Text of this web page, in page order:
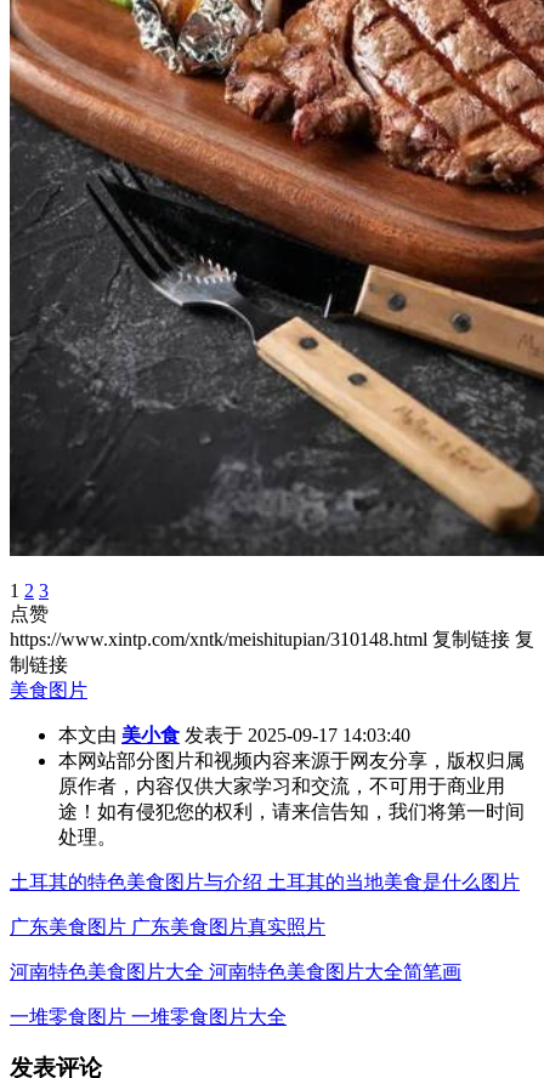
1 2 3
点赞
https://www.xintp.com/xntk/meishitupian/310148.html 复制链接 复
制链接
美食图片
本文由 美小食 发表于 2025-09-17 14:03:40
本网站部分图片和视频内容来源于网友分享，版权归属
原作者，内容仅供大家学习和交流，不可用于商业用
途！如有侵犯您的权利，请来信告知，我们将第一时间
处理。
土耳其的特色美食图片与介绍 土耳其的当地美食是什么图片
广东美食图片 广东美食图片真实照片
河南特色美食图片大全 河南特色美食图片大全简笔画
一堆零食图片 一堆零食图片大全
发表评论